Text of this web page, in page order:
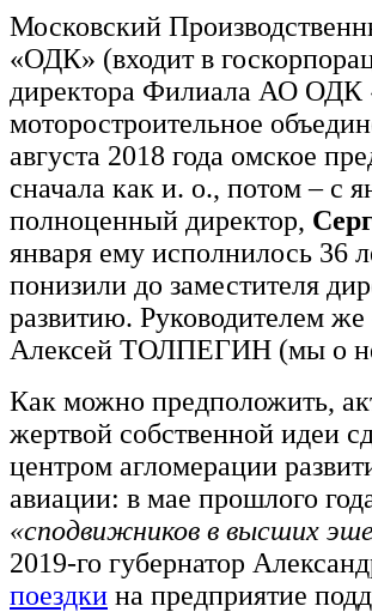
Московский
«ОДК» (входит в
директора Филиала АО ОДК
моторостроительное
августа 2018 года омское
сначала как и. о., потом – с
полноценный директор,
января ему исполнилось 36
понизили до заместителя
развитию. Руководителем
Алексей ТОЛПЕГИН (мы о
Как можно предположить,
жертвой собственной идеи
центром агломерации
авиации: в мае прошлого
«сподвижников в высших
2019-го губернатор
поездки на предприятие